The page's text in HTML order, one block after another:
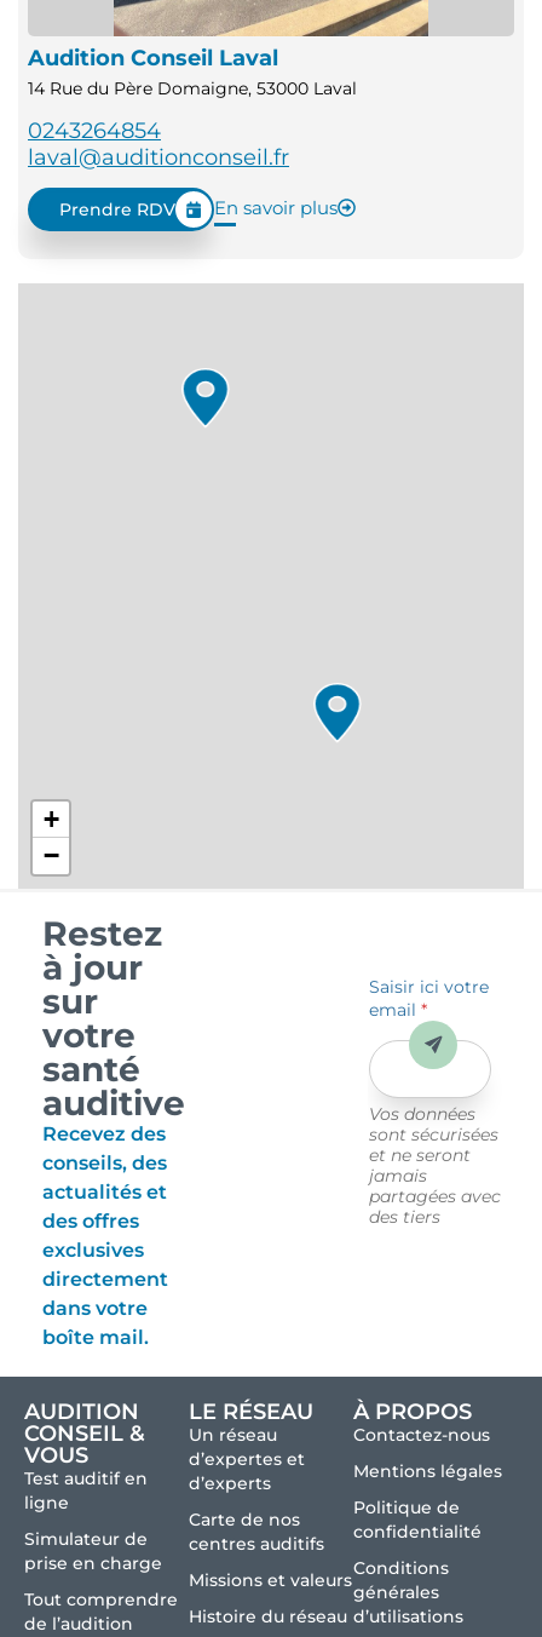
Audition Conseil Laval
14 Rue du Père Domaigne, 53000 Laval
0243264854
laval@auditionconseil.fr
Prendre RDV En savoir plus
+
−
Restez
à jour
sur
votre
santé
auditive
Recevez des
conseils, des
actualités et
des offres
exclusives
directement
dans votre
boîte mail.
Saisir ici votre
email*
Vos données
sont sécurisées
et ne seront
jamais
partagées avec
des tiers
Envoyer
AUDITION
CONSEIL &
VOUS
Test auditif en
ligne
Simulateur de
prise en charge
Tout comprendre
de l’audition
LE RÉSEAU
Un réseau
d’expertes et
d’experts
Carte de nos
centres auditifs
Missions et valeurs
Histoire du réseau
À PROPOS
Contactez-nous
Mentions légales
Politique de
confidentialité
Conditions
générales
d’utilisations